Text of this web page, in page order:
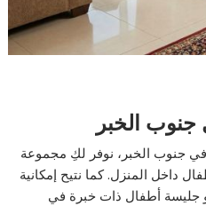
الخبر
جنوب الخبر، نوفر لكِ مجموعة
داخل المنزل. كما نتيح إمكانية
جليسة أطفال ذات خبرة في